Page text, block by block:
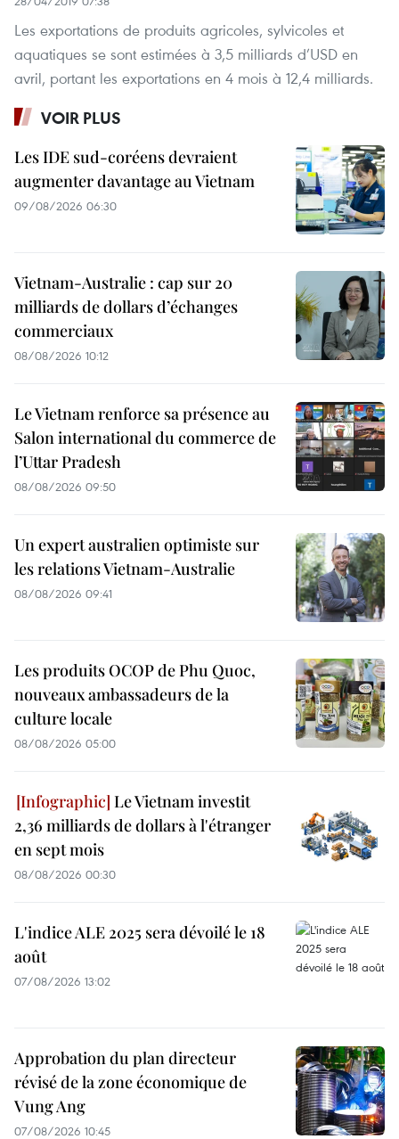
Les exportations de produits agricoles, sylvicoles et
aquatiques se sont estimées à 3,5 milliards d’USD en
avril, portant les exportations en 4 mois à 12,4 milliards.
VOIR PLUS
Les IDE sud-coréens devraient
augmenter davantage au Vietnam
09/08/2026 06:30
Vietnam-Australie : cap sur 20
milliards de dollars d’échanges
commerciaux
08/08/2026 10:12
Le Vietnam renforce sa présence au
Salon international du commerce de
l’Uttar Pradesh
08/08/2026 09:50
Un expert australien optimiste sur
les relations Vietnam-Australie
08/08/2026 09:41
Les produits OCOP de Phu Quoc,
nouveaux ambassadeurs de la
culture locale
08/08/2026 05:00
Le Vietnam investit
2,36 milliards de dollars à l'étranger
en sept mois
08/08/2026 00:30
L'indice ALE 2025 sera dévoilé le 18
août
07/08/2026 13:02
Approbation du plan directeur
révisé de la zone économique de
Vung Ang
07/08/2026 10:45